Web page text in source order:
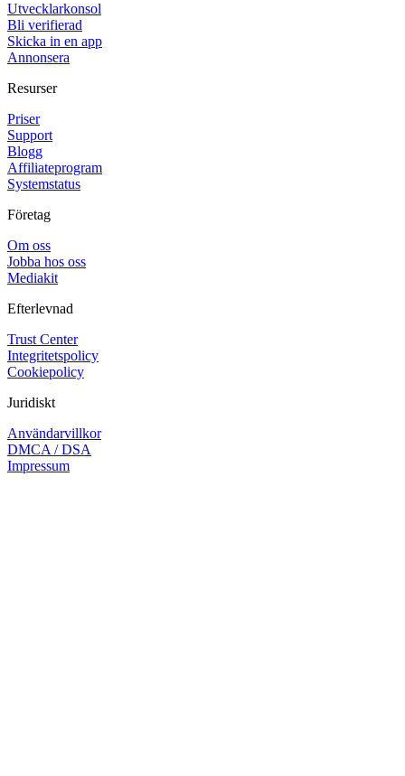
Utvecklarkonsol
Bli verifierad
Skicka in en app
Annonsera
Resurser
Priser
Support
Blogg
Affiliateprogram
Systemstatus
Företag
Om oss
Jobba hos oss
Mediakit
Efterlevnad
Trust Center
Integritetspolicy
Cookiepolicy
Juridiskt
Användarvillkor
DMCA / DSA
Impressum